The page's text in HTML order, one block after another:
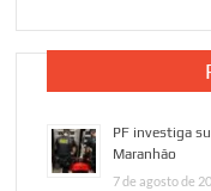
PF investiga
Maranhão
7 de agosto de